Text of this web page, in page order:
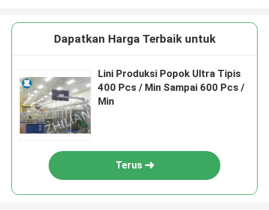
Dapatkan Harga Terbaik untuk
Lini Produksi Popok Ultra Tipis
400 Pcs / Min Sampai 600 Pcs /
Min
Terus